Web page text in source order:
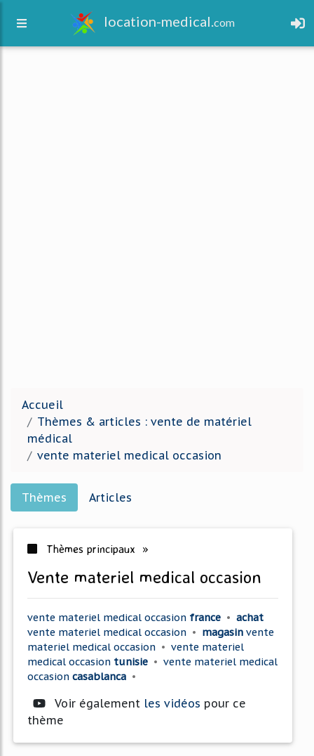
location-medical.com
Accueil
Thèmes & articles : vente de matériel
médical
vente materiel medical occasion
Thèmes Articles
Thèmes principaux »
vente materiel medical occasion
vente materiel medical occasion france • achat
vente materiel medical occasion • magasin vente
materiel medical occasion • vente materiel
medical occasion tunisie • vente materiel medical
occasion casablanca •
Voir également les vidéos pour ce
thème